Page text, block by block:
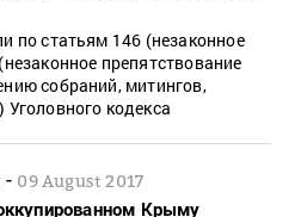
по статьям 146 (незаконное
препятствование
собраний, митингов,
кодекса
- 09 August 2017
Крыму